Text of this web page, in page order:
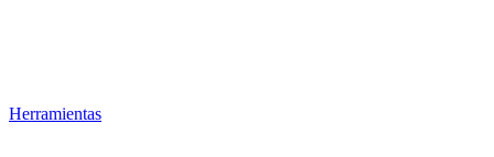
Herramientas